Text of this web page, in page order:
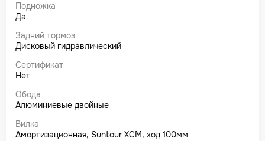
Подножка
Да
Задний тормоз
Дисковый гидравлический
Сертификат
Нет
Обода
Алюминиевые двойные
Вилка
Амортизационная, Suntour XCM, ход 100мм